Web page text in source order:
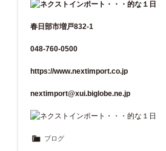
春日部市増戸832-1
048-760-0500
https://www.nextimport.co.jp
nextimport@xui.biglobe.ne.jp
ブログ